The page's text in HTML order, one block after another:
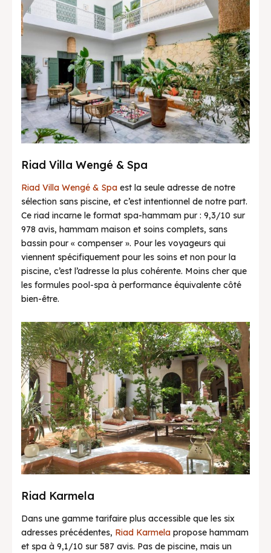
Riad Villa Wengé & Spa
Riad Villa Wengé & Spa est la seule adresse de notre
sélection sans piscine, et c’est intentionnel de notre part.
Ce riad incarne le format spa-hammam pur : 9,3/10 sur
978 avis, hammam maison et soins complets, sans
bassin pour « compenser ». Pour les voyageurs qui
viennent spécifiquement pour les soins et non pour la
piscine, c’est l’adresse la plus cohérente. Moins cher que
les formules pool-spa à performance équivalente côté
bien-être.
Riad Karmela
Dans une gamme tarifaire plus accessible que les six
adresses précédentes, Riad Karmela propose hammam
et spa à 9,1/10 sur 587 avis. Pas de piscine, mais un